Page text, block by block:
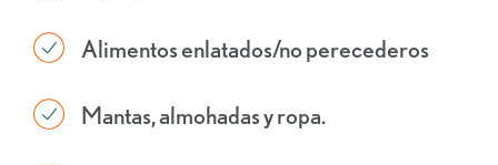
Alimentos enlatados/no perecederos
Mantas, almohadas y ropa.